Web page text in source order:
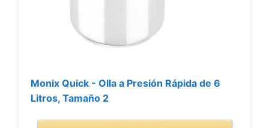
Monix Quick - Olla a Presión Rápida de 6
Litros, Tamaño 2